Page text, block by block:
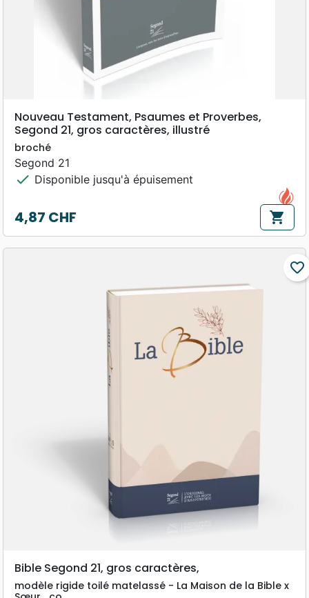
Nouveau Testament, Psaumes et Proverbes,
Segond 21, gros caractères, illustré
broché
Segond 21
check Disponible jusqu'à épuisement
Prix
4,87 CHF shopping_cart
favorite_border
Bible Segond 21, gros caractères,
modèle rigide toilé matelassé - La Maison de la Bible x